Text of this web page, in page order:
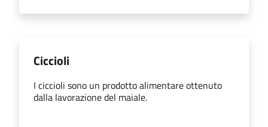
Ciccioli
I ciccioli sono un prodotto alimentare ottenuto
dalla lavorazione del maiale.